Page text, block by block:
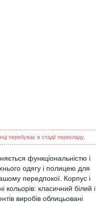
перебуває в стадії перекладу.
функціональністю і
одягу і полицею для
передпокої. Корпус і
класичний білий і
виробів облицьовані